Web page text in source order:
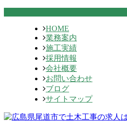
HOME
業務案内
施工実績
採用情報
会社概要
お問い合わせ
ブログ
サイトマップ